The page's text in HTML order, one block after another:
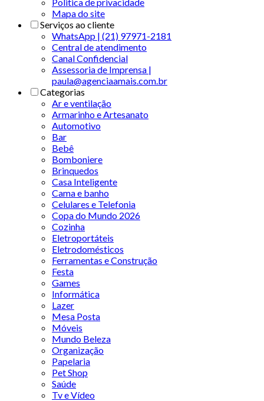
Mapa do site
Serviços ao cliente
WhatsApp | (21) 97971-2181
Central de atendimento
Canal Confidencial
Assessoria de Imprensa |
paula@agenciaamais.com.br
Categorias
Ar e ventilação
Armarinho e Artesanato
Automotivo
Bar
Bebê
Bomboniere
Brinquedos
Casa Inteligente
Cama e banho
Celulares e Telefonia
Copa do Mundo 2026
Cozinha
Eletroportáteis
Eletrodomésticos
Ferramentas e Construção
Festa
Games
Informática
Lazer
Mesa Posta
Móveis
Mundo Beleza
Organização
Papelaria
Pet Shop
Saúde
Tv e Vídeo